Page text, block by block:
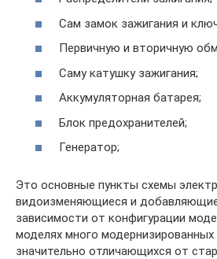
Сам замок зажигания и
Первичную и вторичную
Саму катушку зажигания;
Аккумуляторная батарея;
Блок предохранителей;
Генератор;
Это основные пункты схемы
видоизменяющиеся и
зависимости от конфигурации
моделях много модернизированных
значительно отличающихся от